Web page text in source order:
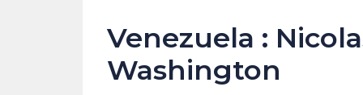
Venezuela :
Washington